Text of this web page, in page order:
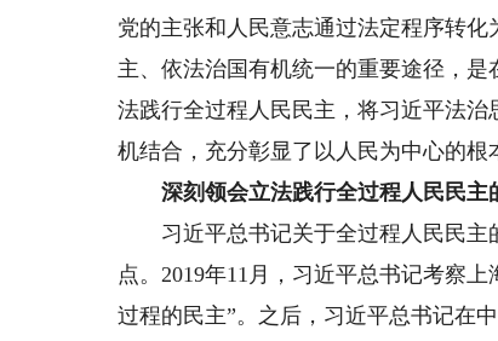
党的主张和人民意志通过法定程序转
主、依法治国有机统一的重要途径，
法践行全过程人民民主，将习近平法
机结合，充分彰显了以人民为中心的根
深刻领会立法践行全过程人民民主
习近平总书记关于全过程人民民主
点。2019年11月，习近平总书记考察
过程的民主”。之后，习近平总书记在